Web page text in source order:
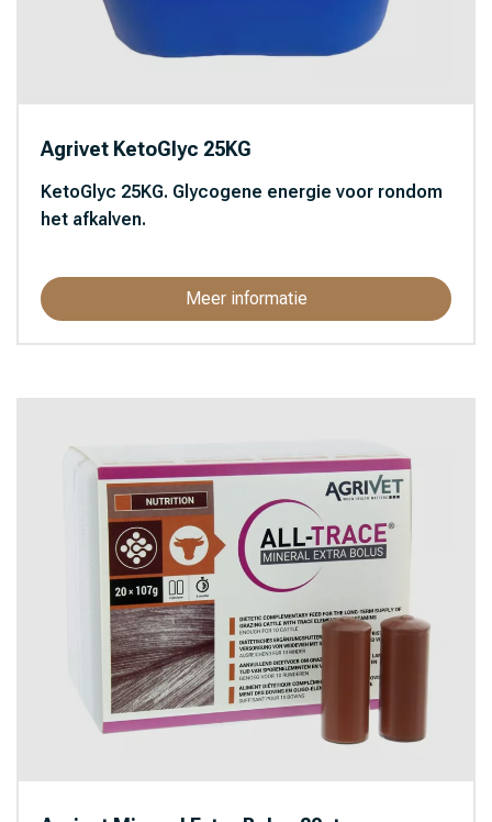
Agrivet KetoGlyc 25KG
KetoGlyc 25KG. Glycogene energie voor rondom
het afkalven.
Meer informatie